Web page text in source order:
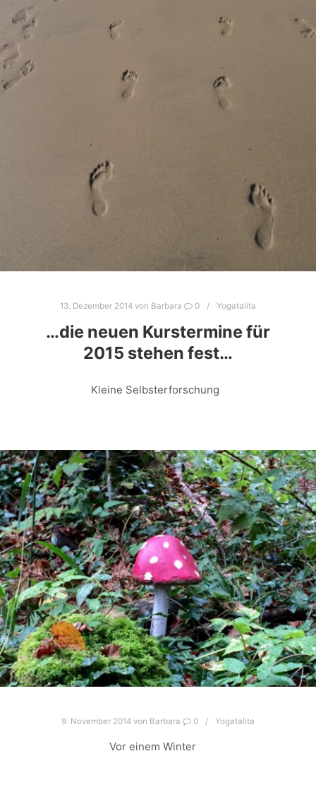
13. Dezember 2014 von Barbara 0 Yogatalita
…die neuen Kurstermine für
2015 stehen fest…
Kleine Selbsterforschung
9. November 2014 von Barbara 0 Yogatalita
Vor einem Winter